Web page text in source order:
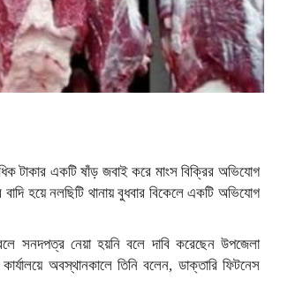
টাকার একটি ষাঁড় জবাই করে মাংস বিক্রির অভিযোগ
হয়ে নলছিটি থানায় বুধবার বিকেলে একটি অভিযোগ
সনদপত্র নেয়া হয়নি বলে দাবি করেছেন উপজেলা
অবস্থানকালে তিনি বলেন, ডাক্তারি ফিটনেস